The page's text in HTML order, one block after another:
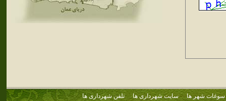
سوغات شهر ها سایت شهرداری ها تلفن شهرداری ها